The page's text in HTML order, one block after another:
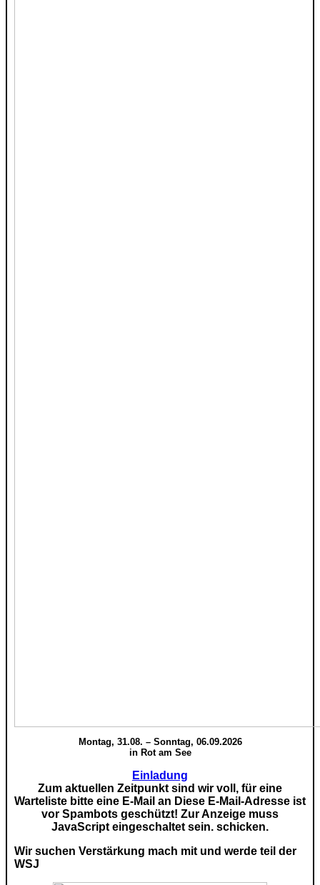
Montag, 31.08. – Sonntag, 06.09.2026
in Rot am See
Einladung
Zum aktuellen Zeitpunkt sind wir voll, für eine
Warteliste bitte eine E-Mail an Diese E-Mail-Adresse ist
vor Spambots geschützt! Zur Anzeige muss
JavaScript eingeschaltet sein. schicken.
Wir suchen Verstärkung mach mit und werde teil der
WSJ